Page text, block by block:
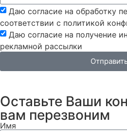
Даю согласие на обработку
соответствии с политикой
Даю согласие на получение
рекламной рассылки
Оставьте Ваши
вам перезвоним
Имя